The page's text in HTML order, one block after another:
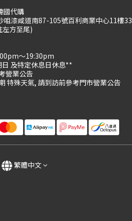
國代購
咀漆咸道南87-105號百利商業中心11樓33
左方至尾)
～19:30pm
及特定休息日休息**
營業公告
特殊天氣, 請到訪前參考門市營業公告
繁體中文